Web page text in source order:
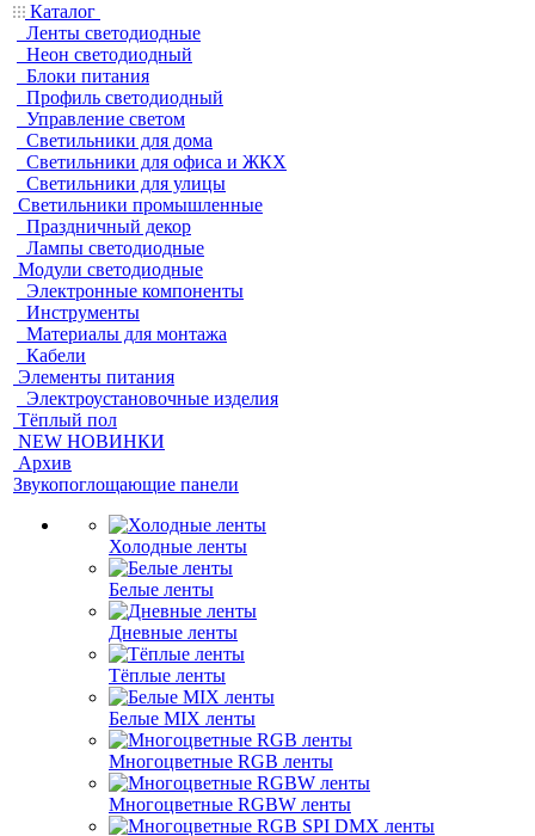
Каталог
Ленты светодиодные
Неон светодиодный
Блоки питания
Профиль светодиодный
Управление светом
Светильники для дома
Светильники для офиса и ЖКХ
Светильники для улицы
Светильники промышленные
Праздничный декор
Лампы светодиодные
Модули светодиодные
Электронные компоненты
Инструменты
Материалы для монтажа
Кабели
Элементы питания
Электроустановочные изделия
Тёплый пол
NEW НОВИНКИ
Архив
Звукопоглощающие панели
Холодные ленты
Белые ленты
Дневные ленты
Тёплые ленты
Белые MIX ленты
Многоцветные RGB ленты
Многоцветные RGBW ленты